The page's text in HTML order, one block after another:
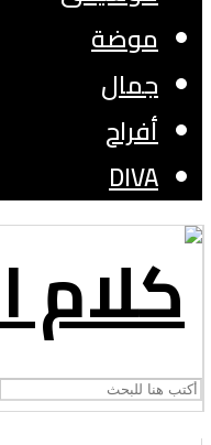
موضة
جمال
أفراح
DIVA